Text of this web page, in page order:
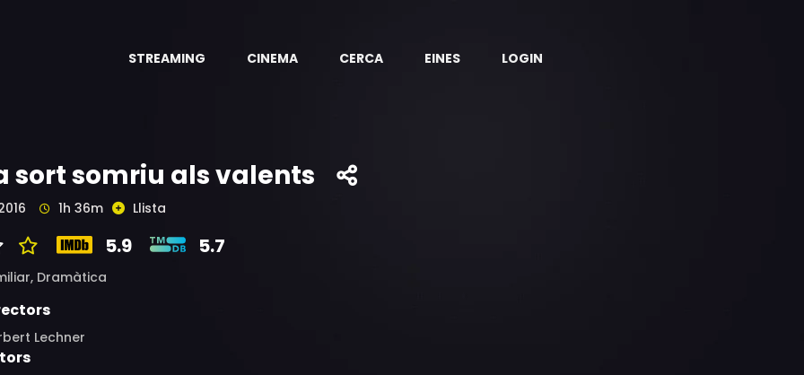
STREAMING CINEMA CERCA EINES LOGIN
sort somriu als valents
1h 36m Llista
5.9 5.7
Dramàtica
Lechner